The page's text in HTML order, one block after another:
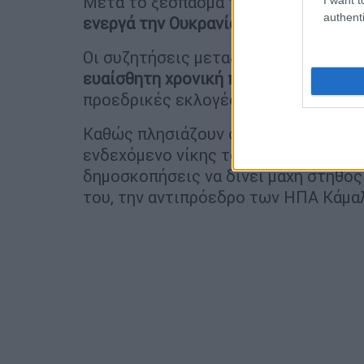
ενεργά την Ουκρανία
, παρέχοντάς
Οι συζητήσεις μεταξύ του Στάρμερ
ευαίσθητη χρονική περίοδο
, εν
προεδρικές εκλογές στις ΗΠΑ.
Καθώς πλησιάζουν οι εκλογές, το
ενδεχόμενο νίκης του Ντόναλντ
δημοσκοπήσεις να δίνει μάχη
του, την αντιπρόεδρο των ΗΠΑ